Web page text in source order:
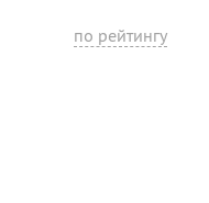
по рейтингу